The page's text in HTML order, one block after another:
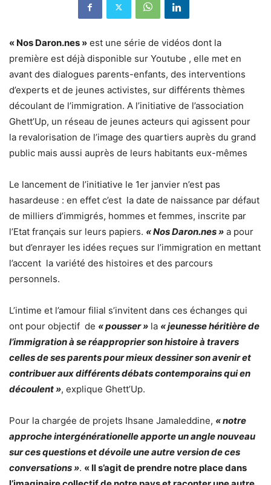
« Nos Daron.nes » est une série de vidéos dont la
première est déjà disponible sur Youtube , elle met en
avant des dialogues parents-enfants, des interventions
d’experts et de jeunes activistes, sur différents thèmes
découlant de l’immigration. A l’initiative de l’association
Ghett’Up, un réseau de jeunes acteurs qui agissent pour
la revalorisation de l’image des quartiers auprès du grand
public mais aussi auprès de leurs habitants eux-mêmes
Le lancement de l’initiative le 1er janvier n’est pas
hasardeuse : en effet c’est la date de naissance par défaut
de milliers d’immigrés, hommes et femmes, inscrite par
l’Etat français sur leurs papiers. « Nos Daron.nes » a pour
but d’enrayer les idées reçues sur l’immigration en mettant
l’accent la variété des histoires et des parcours
personnels.
L’intime et l’amour filial s’invitent dans ces échanges qui
ont pour objectif de « pousser » la « jeunesse héritière de
l’immigration à se réapproprier son histoire à travers
celles de ses parents pour mieux dessiner son avenir et
contribuer aux différents débats contemporains qui en
découlent », explique Ghett’Up.
Pour la chargée de projets Ihsane Jamaleddine, « notre
approche intergénérationelle apporte un angle nouveau
sur ces questions et dévoile une autre version de ces
conversations ». « Il s’agit de prendre notre place dans